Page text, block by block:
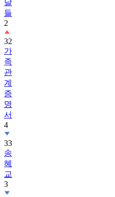
날
들
2
32
가
족
관
계
증
명
서
4
33
송
혜
교
3